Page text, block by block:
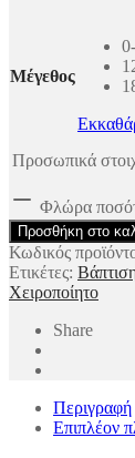
Μέγεθος
Προσωπικά
Φλώρα
Προσθήκη στο
Κωδικός
Ετικέτες:
Χειροποίητο
Share
Περιγραφή
Επιπλέον